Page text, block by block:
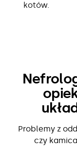
kotów.
Problemy z
czy